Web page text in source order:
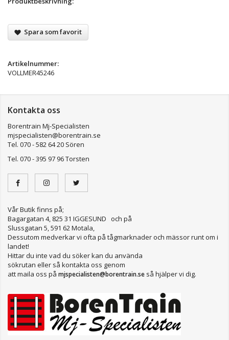
Spara som favorit
Artikelnummer:
VOLLMER45246
Kontakta oss
Borentrain Mj-Specialisten
mjspecialisten@borentrain.se
Tel. 070 - 582 64 20 Sören
Tel. 070 - 395 97 96 Torsten
Vår Butik finns på;
Bagargatan 4, 825 31 IGGESUND och på
Slussgatan 5, 591 62 Motala,
Dessutom medverkar vi ofta på tågmarknader och mässor runt om i
landet!
Hittar du inte vad du söker kan du använda
sökrutan eller så kontakta oss genom
att maila oss på mjspecialisten@borentrain.se så hjälper vi dig.